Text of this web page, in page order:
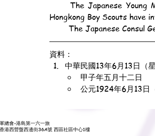
Hongkong Boy Scouts have
The Japanese Consul
資料：
中華民國13年6月13日（
甲子年五月十二日
公元1924年6月13日
總會-港島第一六一旅
港西營盤西邊街36A號 西區社區中心1樓